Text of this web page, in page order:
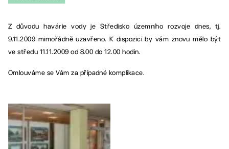
Z důvodu havárie vody je Středisko územního rozvoje dnes, tj.
9.11.2009 mimořádně uzavřeno. K dispozici by vám znovu mělo být
ve středu 11.11.2009 od 8.00 do 12.00 hodin.
Omlouváme se Vám za případné komplikace.